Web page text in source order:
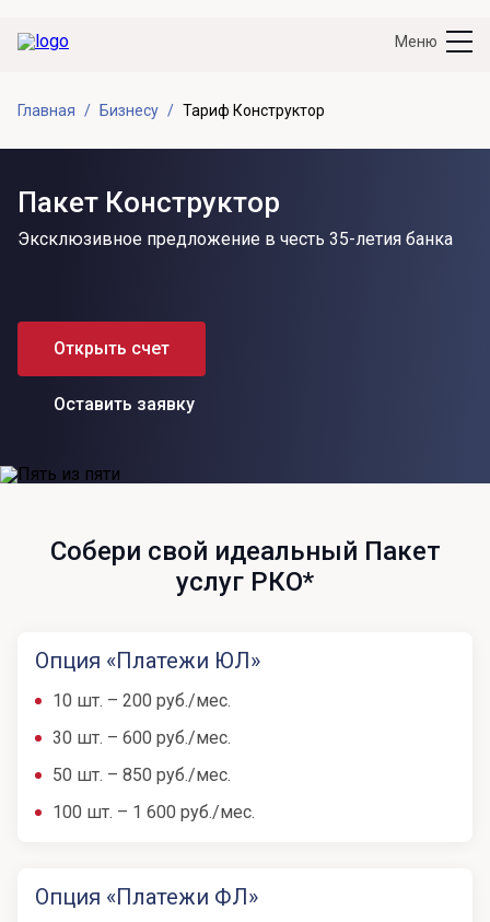
Меню
Главная Бизнесу Тариф Конструктор
Пакет Конструктор
Эксклюзивное предложение в честь 35-летия банка
Открыть счет
Оставить заявку
Собери свой идеальный Пакет
услуг РКО*
Опция «Платежи ЮЛ»
10 шт. – 200 руб./мес.
30 шт. – 600 руб./мес.
50 шт. – 850 руб./мес.
100 шт. – 1 600 руб./мес.
Опция «Платежи ФЛ»